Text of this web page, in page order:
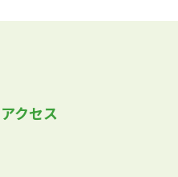
アクセス